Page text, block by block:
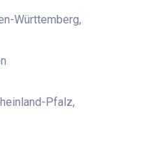
Württemberg,
Pfalz,